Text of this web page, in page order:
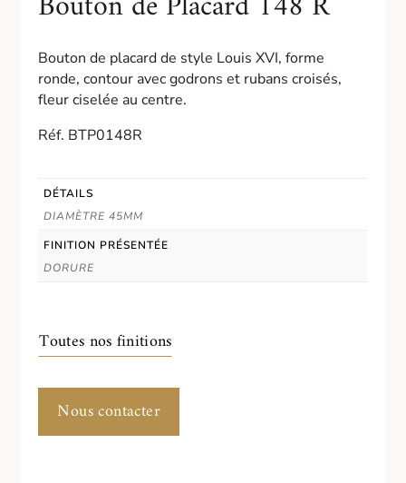
Bouton de placard de style Louis XVI, forme
ronde, contour avec godrons et rubans croisés,
fleur ciselée au centre.
Réf. BTP0148R
DÉTAILS
DIAMÈTRE 45MM
FINITION PRÉSENTÉE
DORURE
Toutes nos finitions
Nous contacter